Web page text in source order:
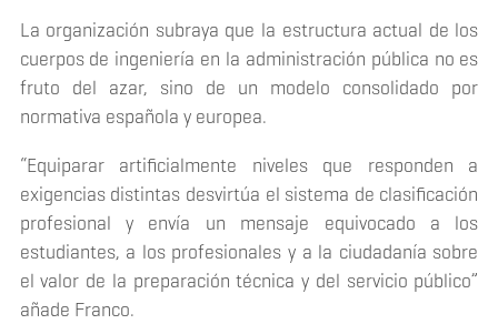
La organización subraya que la estructura actual de los
cuerpos de ingeniería en la administración pública no es
fruto del azar, sino de un modelo consolidado por
normativa española y europea.
“Equiparar artificialmente niveles que responden a
exigencias distintas desvirtúa el sistema de clasificación
profesional y envía un mensaje equivocado a los
estudiantes, a los profesionales y a la ciudadanía sobre
el valor de la preparación técnica y del servicio público”
añade Franco.